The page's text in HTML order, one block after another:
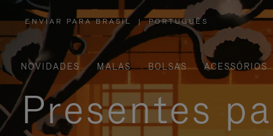
ENVIAR PARA BRASIL
,
POR
FAVOR,
SELECIONE
SUA
LOCALIZAÇÃO
| PORTUGUÊS
NOVIDADES MALAS BOLSAS ACESSÓRIOS
Presentes